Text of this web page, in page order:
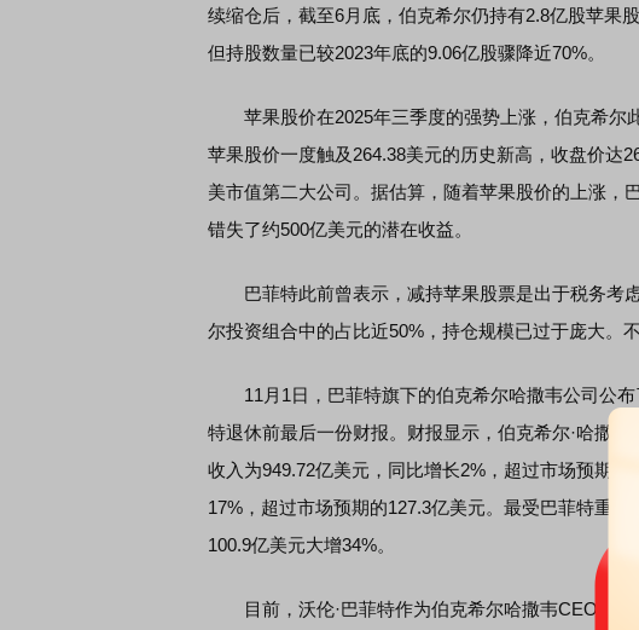
续缩仓后，截至6月底，伯克希尔仍持有2.8亿股苹果
但持股数量已较2023年底的9.06亿股骤降近70%。
苹果股价在2025年三季度的强势上涨，伯克希尔
苹果股价一度触及264.38美元的历史新高，收盘价达
美市值第二大公司。据估算，随着苹果股价的上涨，
错失了约500亿美元的潜在收益。
巴菲特此前曾表示，减持苹果股票是出于税务考
尔投资组合中的占比近50%，持仓规模已过于庞大。
11月1日，巴菲特旗下的伯克希尔哈撒韦公司公布
特退休前最后一份财报。财报显示，伯克希尔·哈撒
收入为949.72亿美元，同比增长2%，超过市场预期的
17%，超过市场预期的127.3亿美元。最受巴菲特重视
100.9亿美元大增34%。
目前，沃伦·巴菲特作为伯克希尔哈撒韦CEO的任